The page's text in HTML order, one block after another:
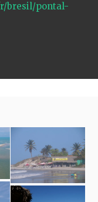
bresil/pontal-